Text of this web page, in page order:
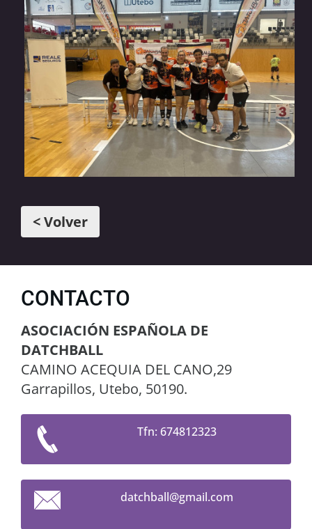
< Volver
CONTACTO
ASOCIACIÓN ESPAÑOLA DE
DATCHBALL
CAMINO ACEQUIA DEL CANO,29
Garrapillos, Utebo, 50190.
Tfn: 674812323
datchball@gmail.com